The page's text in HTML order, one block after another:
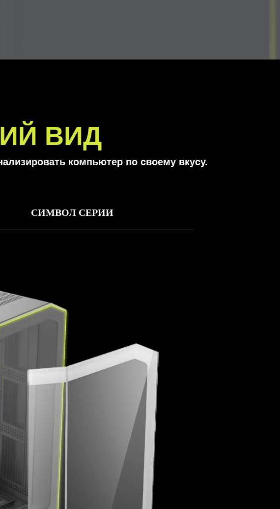
ВИД
компьютер по своему вкусу.
СИМВОЛ СЕРИИ
логотипа всей серии MAG.